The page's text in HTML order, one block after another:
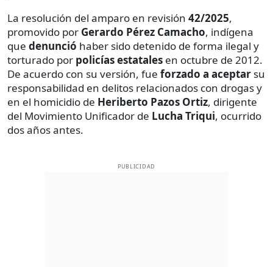
La resolución del amparo en revisión 42/2025,
promovido por Gerardo Pérez Camacho, indígena
que denunció haber sido detenido de forma ilegal y
torturado por policías estatales en octubre de 2012.
De acuerdo con su versión, fue forzado a aceptar su
responsabilidad en delitos relacionados con drogas y
en el homicidio de Heriberto Pazos Ortiz, dirigente
del Movimiento Unificador de Lucha Triqui, ocurrido
dos años antes.
PUBLICIDAD